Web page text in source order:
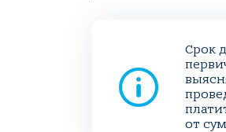
Срок
от